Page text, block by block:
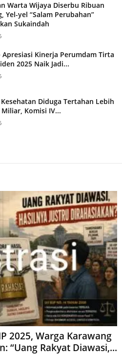
Warta Wijaya Diserbu Ribuan
Yel-yel “Salam Perubahan”
Sukaindah
Apresiasi Kinerja Perumdam Tirta
2025 Naik Jadi...
Kesehatan Diduga Tertahan Lebih
Komisi IV...
2025, Warga Karawang
“Uang Rakyat Diawasi,...